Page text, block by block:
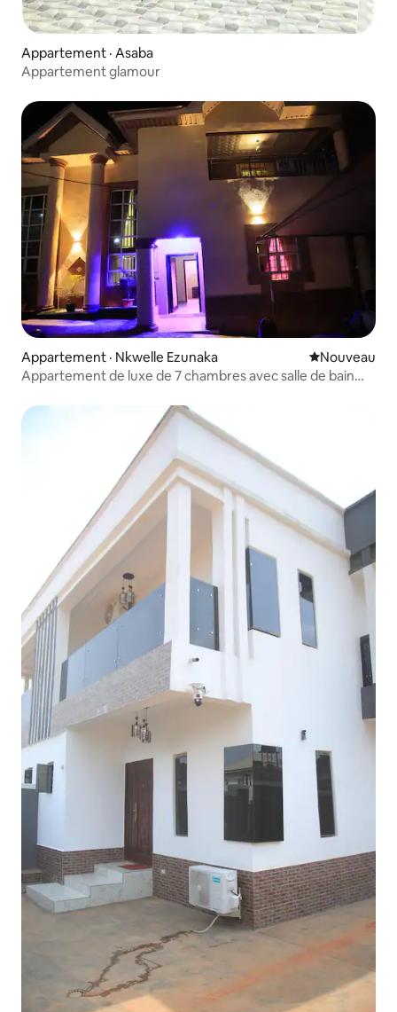
Appartement · Asaba
Appartement glamour
Appartement · Nkwelle Ezunaka Nouvel
Nouveau
Appartement de luxe de 7 chambres avec salle de bain